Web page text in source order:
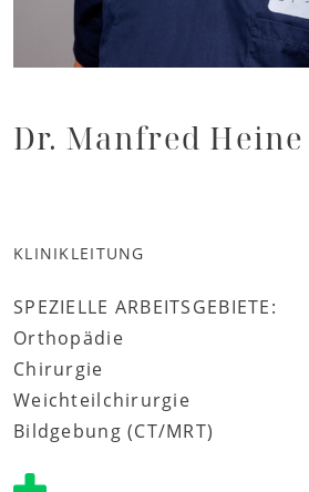
Dr. Manfred Heine
KLINIKLEITUNG
SPEZIELLE ARBEITSGEBIETE:
Orthopädie
Chirurgie
Weichteilchirurgie
Bildgebung (CT/MRT)